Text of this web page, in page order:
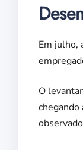
Em julho,
O